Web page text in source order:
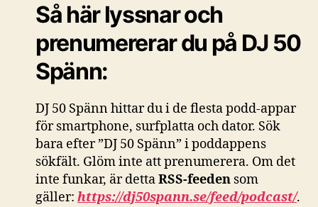
Så här lyssnar och
prenumererar du på DJ 50
Spänn:
DJ 50 Spänn hittar du i de flesta podd-appar
för smartphone, surfplatta och dator. Sök
bara efter ”DJ 50 Spänn” i poddappens
sökfält. Glöm inte att prenumerera. Om det
inte funkar, är dettaRSS-feeden som
gäller: https://dj50spann.se/feed/podcast/.